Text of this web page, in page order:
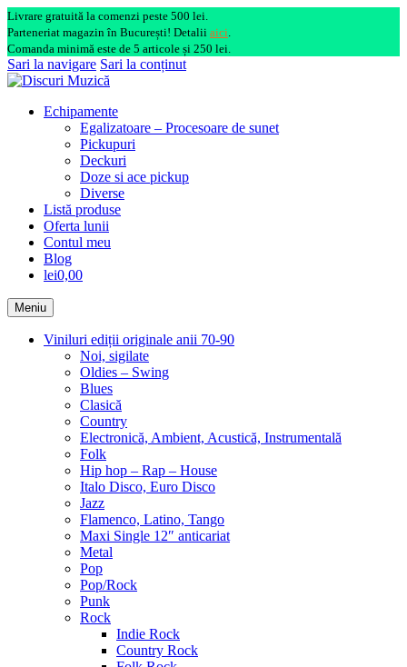
Livrare gratuită la comenzi peste 500 lei.
Parteneriat magazin în București! Detalii aici.
Comanda minimă este de 5 articole și 250 lei.
Sari la navigare Sari la conținut
Echipamente
Egalizatoare – Procesoare de sunet
Pickupuri
Deckuri
Doze si ace pickup
Diverse
Listă produse
Oferta lunii
Contul meu
Blog
lei0,00
Meniu
Viniluri ediții originale anii 70-90
Noi, sigilate
Oldies – Swing
Blues
Clasică
Country
Electronică, Ambient, Acustică, Instrumentală
Folk
Hip hop – Rap – House
Italo Disco, Euro Disco
Jazz
Flamenco, Latino, Tango
Maxi Single 12″ anticariat
Metal
Pop
Pop/Rock
Punk
Rock
Indie Rock
Country Rock